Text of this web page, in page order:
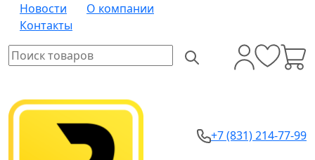
Новости
О компании
Контакты
+7 (831) 214-77-99